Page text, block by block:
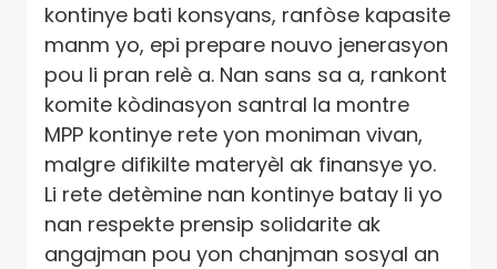
kontinye bati konsyans, ranfòse kapasite
manm yo, epi prepare nouvo jenerasyon
pou li pran relè a. Nan sans sa a, rankont
komite kòdinasyon santral la montre
MPP kontinye rete yon moniman vivan,
malgre difikilte materyèl ak finansye yo.
Li rete detèmine nan kontinye batay li yo
nan respekte prensip solidarite ak
angajman pou yon chanjman sosyal an